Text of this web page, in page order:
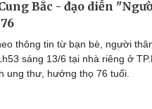
Bắc - đạo diễn
thông tin từ bạn bè, người
sáng 13/6 tại nhà riêng ở
ung thư, hưởng thọ 76 tuổi.